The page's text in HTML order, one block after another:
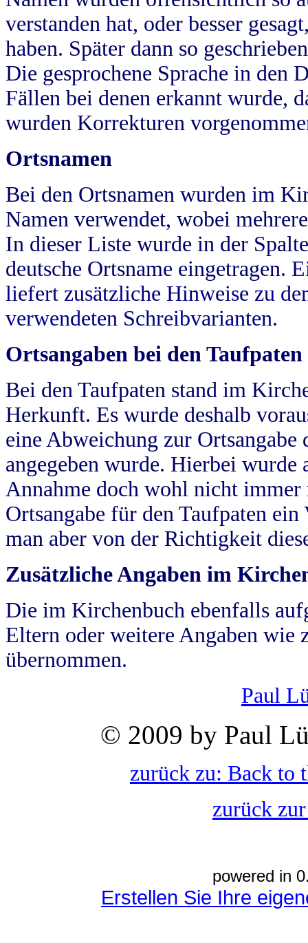
verstanden hat, oder besser
haben. Später dann so
Die gesprochene Sprache in
Fällen bei denen erkannt wurde,
wurden Korrekturen
Ortsnamen
Bei den Ortsnamen wurden im
Namen verwendet, wobei
In dieser Liste wurde in der
deutsche Ortsname eingetragen.
liefert zusätzliche Hinweise zu
verwendeten Schreibvarianten.
Ortsangaben bei den Taufpaten
Bei den Taufpaten stand im
Herkunft. Es wurde deshalb
eine Abweichung zur
angegeben wurde. Hierbei wurde
Annahme doch wohl nicht
Ortsangabe für den Taufpaten
man aber von der Richtigkeit
Zusätzliche Angaben im
Die im Kirchenbuch ebenfalls
Eltern oder weitere Angaben wie
übernommen.
Paul
© 2009 by Paul
zurück zu: Back to
zurück
powered in
Erstellen Sie Ihre